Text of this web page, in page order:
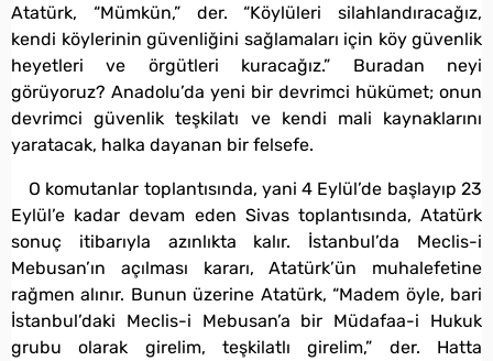
Atatürk, “Mümkün,” der. “Köylüleri silahlandıracağız,
kendi köylerinin güvenliğini sağlamaları için köy güvenlik
heyetleri ve örgütleri kuracağız.” Buradan neyi
görüyoruz? Anadolu’da yeni bir devrimci hükümet; onun
devrimci güvenlik teşkilatı ve kendi mali kaynaklarını
yaratacak, halka dayanan bir felsefe.
O komutanlar toplantısında, yani 4 Eylül’de başlayıp 23
Eylül’e kadar devam eden Sivas toplantısında, Atatürk
sonuç itibarıyla azınlıkta kalır. İstanbul’da Meclis-i
Mebusan’ın açılması kararı, Atatürk’ün muhalefetine
rağmen alınır. Bunun üzerine Atatürk, “Madem öyle, bari
İstanbul’daki Meclis-i Mebusan’a bir Müdafaa-i Hukuk
grubu olarak girelim, teşkilatlı girelim,” der. Hatta